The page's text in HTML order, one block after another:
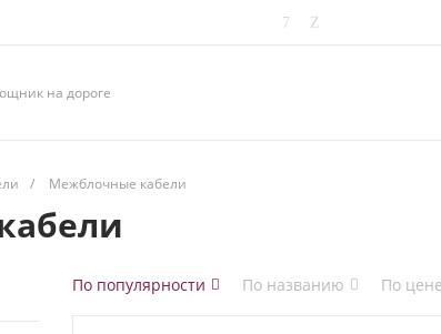
на дороге
/ Межблочные кабели
По популярности По названию По цене